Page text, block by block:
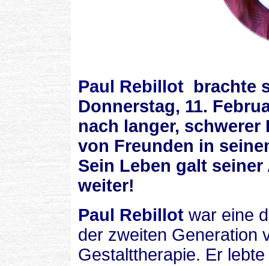
Paul Rebillot brachte
Donnerstag, 11.
nach langer,
von Freunden in
Sein Leben galt
weiter!
Paul Rebillot war eine
der zweiten Generation
Gestalttherapie. Er